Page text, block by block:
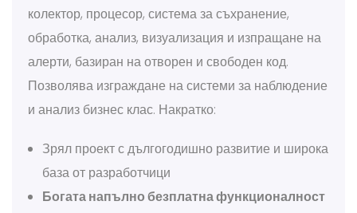
колектор, процесор, система за съхранение,
обработка, анализ, визуализация и изпращане на
алерти, базиран на отворен и свободен код.
Позволява изграждане на системи за наблюдение
и анализ бизнес клас. Накратко:
Зрял проект с дългогодишно развитие и широка
база от разработчици
Богата напълно безплатна функционалност